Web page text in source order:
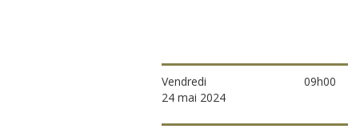
09h00
Vendredi
24 mai 2024